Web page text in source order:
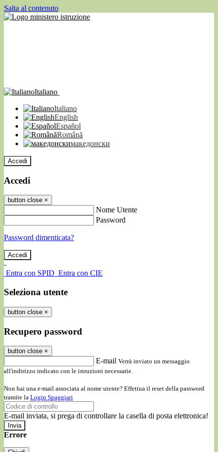
Salta al contenuto
Italiano
Italiano
English
Español
Română
македонски
Accedi
Accedi
button close ×
Nome Utente
Password
Password dimenticata?
-
Entra con SPID Entra con CIE
Seleziona utente
button close ×
Recupero password
button close ×
E-mail Verrà inviato un messaggio
all'indirizzo indicato con le istruzioni necessarie.
Non hai una e-mail associata al nome utente? Effettua il reset della password
tramite la Login Spaggiari
E-mail inviata, si prega di controllare la casella di posta elettronica!
Errore